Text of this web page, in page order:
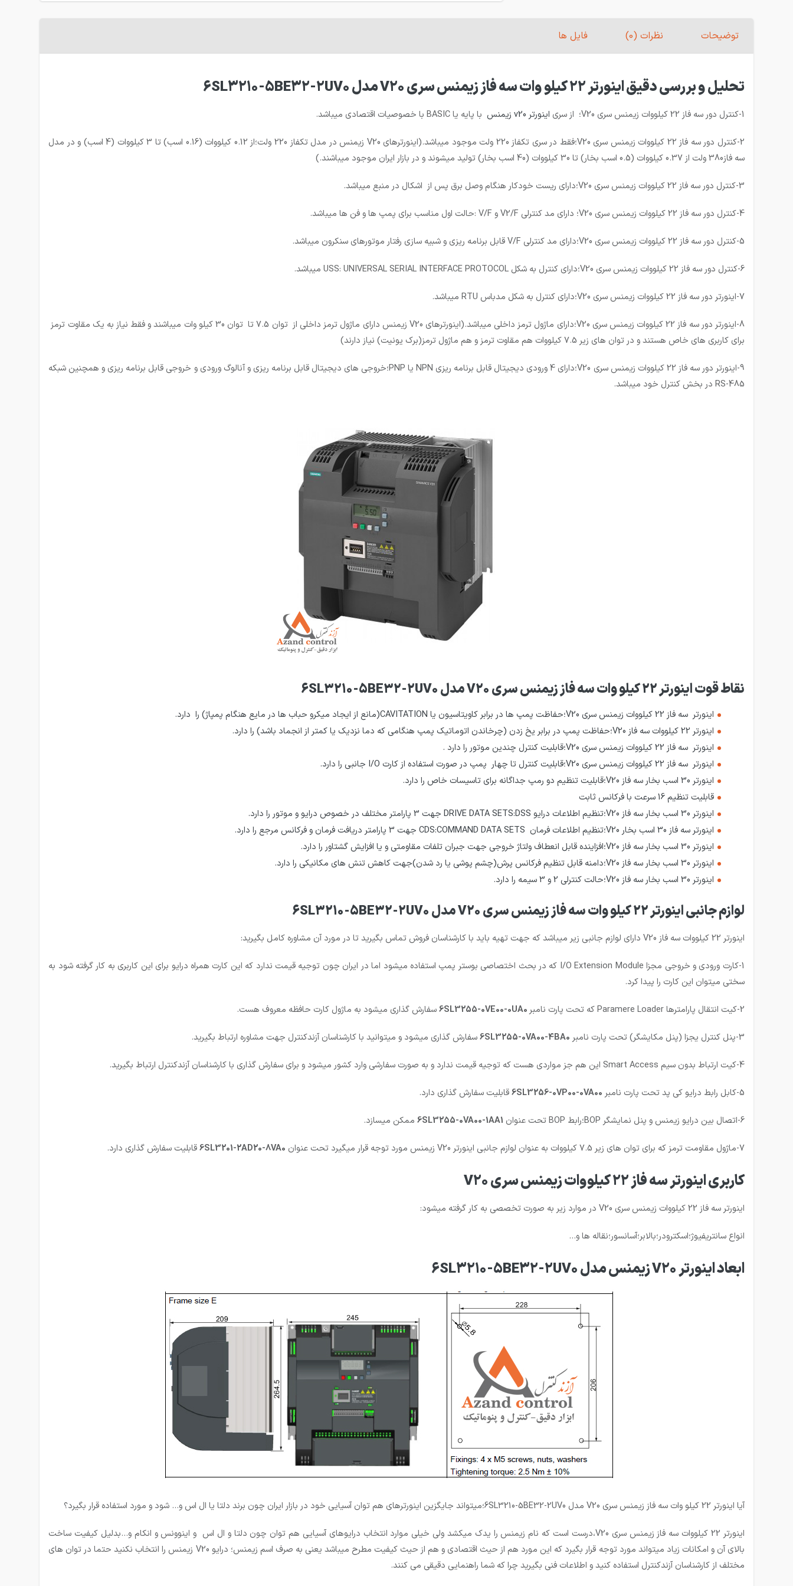
توضیحات نظرات (0) فایل ها
تحلیل و بررسی دقیق اینورتر 22 کیلو وات سه فاز زیمنس سری V20 مدل 6SL3210-5BE32-2UV0
1-کنترل دور سه فاز 22 کیلووات زیمنس سری V20؛ از سری اینورتر v20 زیمنس با پایه یا BASIC با خصوصیات اقتصادی میباشد.
2-کنترل دور سه فاز 22 کیلووات زیمنس سری V20؛فقط در سری تکفاز 220 ولت موجود میباشد.(اینورترهای V20 زیمنس در مدل تکفاز 220 ولت؛از 0.12 کیلووات (0.16 اسب) تا 3 کیلووات (4 اسب) و در مدل
سه فاز380 ولت از 0.37 کیلووات (0.5 اسب بخار) تا 30 کیلووات (40 اسب بخار) تولید میشوند و در بازار ایران موجود میباشند.)
3-کنترل دور سه فاز 22 کیلووات زیمنس سری V20؛دارای ریست خودکار هنگام وصل برق پس از اشکال در منبع میباشد.
4-کنترل دور سه فاز 22 کیلووات زیمنس سری V20؛ دارای مد کنترلی V2/F و V/F :حالت اول مناسب برای پمپ ها و فن ها میباشد.
5-کنترل دور سه فاز 22 کیلووات زیمنس سری V20؛دارای مد کنترلی V/F قابل برنامه ریزی و شبیه سازی رفتار موتورهای سنکرون میباشد.
6-کنترل دور سه فاز 22 کیلووات زیمنس سری V20؛دارای کنترل به شکل USS: UNIVERSAL SERIAL INTERFACE PROTOCOL میباشد.
7-اینورتر دور سه فاز 22 کیلووات زیمنس سری V20؛دارای کنترل به شکل مدباس RTU میباشد.
8-اینورتر دور سه فاز 22 کیلووات زیمنس سری V20؛دارای ماژول ترمز داخلی میباشد.(اینورترهای V20 زیمنس دارای ماژول ترمز داخلی از توان 7.5 تا توان 30 کیلو وات میباشند و فقط نیاز به یک مقاوت ترمز
برای کاربری های خاص هستند و در توان های زیر 7.5 کیلووات هم مقاوت ترمز و هم ماژول ترمز(برک یونیت) نیاز دارند)
9-اینورتر دور سه فاز 22 کیلووات زیمنس سری V20؛دارای 4 ورودی دیجیتال قابل برنامه ریزی NPN یا PNP؛خروجی های دیجیتال قابل برنامه ریزی و آنالوگ ورودی و خروجی قابل برنامه ریزی و همچنین شبکه
RS-485 در بخش کنترل خود میباشد.
نقاط قوت اینورتر 22 کیلو وات سه فاز زیمنس سری V20 مدل 6SL3210-5BE32-2UV0
اینورتر سه فاز 22 کیلووات زیمنس سری V20؛حفاظت پمپ ها در برابر کاویتاسیون یا CAVITATION(مانع از ایجاد میکرو حباب ها در مایع هنگام پمپاژ) را دارد.
اینورتر 22 کیلووات سه فاز V20؛حفاظت پمپ در برابر یخ زدن (چرخاندن اتوماتیک پمپ هنگامی که دما نزدیک یا کمتر از انجماد باشد) را دارد.
اینورتر سه فاز 22 کیلووات زیمنس سری V20؛قابلیت کنترل چندین موتور را دارد .
اینورتر سه فاز 22 کیلووات زیمنس سری V20؛قابلیت کنترل تا چهار پمپ در صورت استفاده از کارت I/O جانبی را دارد.
اینورتر 30 اسب بخار سه فاز V20؛قابلیت تنظیم دو رمپ جداگانه برای تاسیسات خاص را دارد.
قابلیت تنظیم 16 سرعت با فرکانس ثابت
اینورتر 30 اسب بخار سه فاز V20؛تنظیم اطلاعات درایو DRIVE DATA SETS:DSS جهت 3 پارامتر مختلف در خصوص درایو و موتور را دارد.
اینورتر سه فاز 30 اسب بخار V20؛تنظیم اطلاعات فرمان CDS:COMMAND DATA SETS جهت 3 پارامتر دریافت فرمان و فرکانس مرجع را دارد.
اینورتر 30 اسب بخار سه فاز V20؛افزاینده قابل انعطاف ولتاژ خروجی جهت جبران تلفات مقاومتی و یا افزایش گشتاور را دارد.
اینورتر 30 اسب بخار سه فاز V20؛دامنه قابل تنظیم فرکانس پرش(چشم پوشی یا رد شدن)جهت کاهش تنش های مکانیکی را دارد.
اینورتر 30 اسب بخار سه فاز V20؛حالت کنترلی 2 و 3 سیمه را دارد.
لوازم جانبی اینورتر 22 کیلو وات سه فاز زیمنس سری V20 مدل 6SL3210-5BE32-2UV0
اینورتر 22 کیلووات سه فاز V20 دارای لوازم جانبی زیر میباشد که جهت تهیه باید با کارشناسان فروش تماس بگیرید تا در مورد آن مشاوره کامل بگیرید:
1-کارت ورودی و خروجی مجزا I/O Extension Module که در بحث اختصاصی بوستر پمپ استفاده میشود اما در ایران چون توجیه قیمت ندارد که این کارت همراه درایو برای این کاربری به کار گرفته شود به
سختی میتوان این کارت را پیدا کرد.
2-کیت انتقال پارامترها Paramere Loader که تحت پارت نامبر سفارش گذاری میشود به ماژول کارت حافظه معروف هست.
3-پنل کنترل یجزا (پنل مکایشگر) تحت پارت نامبر 6SL3255-0VA00-4BA0سفارش گذاری میشود و میتوانید با کارشناسان آزندکنترل جهت مشاوره ارتباط بگیرید.
4-کیت ارتباط بدون سیم Smart Access این هم جز مواردی هست که توجیه قیمت ندارد و به صورت سفارشی وارد کشور میشود و برای سفارش گذاری با کارشناسان آزندکنترل ارتباط بگیرید.
5-کابل رابط درایو کی پد تحت پارت نامبر 6SL3256-0VP00-0VA00قابلیت سفارش گذاری دارد.
6-اتصال بین درایو زیمنس و پنل نمایشگر BOP؛رابط BOP تحت عنوان 6SL3255-0VA00-1AA1 ممکن میسازد.
7-ماژول مقاومت ترمز که برای توان های زیر 7.5 کیلووات به عنوان لوازم جانبی اینورتر V20 زیمنس مورد توجه قرار میگیرد تحت عنوان 6SL3201-2AD20-8VA0قابلیت سفارش گذاری دارد.
کاربری اینورتر سه فاز 22 کیلووات زیمنس سری V20
اینورتر سه فاز 22 کیلووات زیمنس سری V20 در موارد زیر به صورت تخصصی به کار گرفته میشود:
انواع سانتریفیوژ؛اسکترودر؛بالابر؛آسانسور؛نقاله ها و…
ابعاد اینورتر V20 زیمنس مدل 6SL3210-5BE32-2UV0
آیا اینورتر 22 کیلو وات سه فاز زیمنس سری V20 مدل 6SL3210-5BE32-2UV0؛میتواند جایگزین اینورترهای هم توان آسیایی خود در بازار ایران چون برند دلتا یا ال اس و… شود و مورد استفاده قرار بگیرد؟
اینورتر 22 کیلووات سه فاز زیمنس سری V20،درست است که نام زیمنس را یدک میکشد ولی خیلی موارد انتخاب درایوهای آسیایی هم توان چون دلتا و ال اس و اینوونس و انکام و…بدلیل کیفیت ساخت
بالای آن و امکانات زیاد میتواند مورد توجه قرار بگیرد که این مورد هم از حیث اقتصادی و هم از حیث کیفیت مطرح میباشد یعنی به صرف اسم زیمنس؛ درایو V20 زیمنس را انتخاب نکنید حتما در توان های
مختلف از کارشناسان آزندکنترل استفاده کنید و اطلاعات فنی بگیرید چرا که شما راهنمایی دقیقی می کنند.